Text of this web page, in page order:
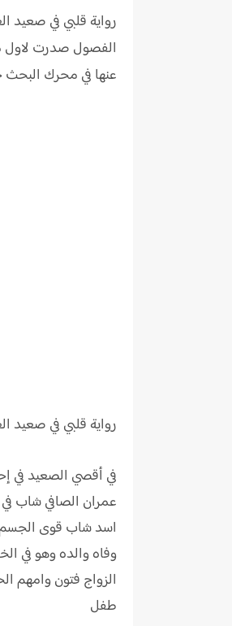
رواية قلبي في صعيد
الفصول صدرت لاول
عنها في محرك
رواية قلبي في صعيد
في أقصي الصعيد في
عمران الصافي شاب
اسد شاب قوى الجسم
وفاه والده وهو في
الزواج فتون وامهم
طفل